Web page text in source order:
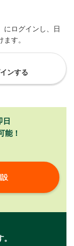
にログインし、日
す。
ンする
日
能！